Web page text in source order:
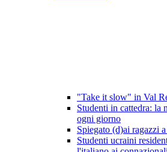
"Take it slow" in Val
Studenti in cattedra: la
ogni giorno
Spiegato (d)ai ragazzi
Studenti ucraini